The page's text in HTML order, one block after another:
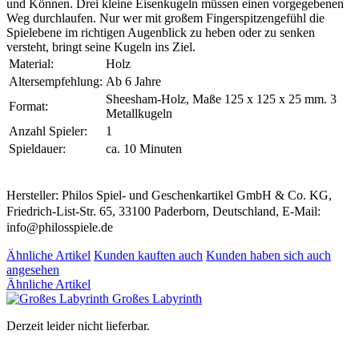
und Können. Drei kleine Eisenkugeln müssen einen vorgegebenen
Weg durchlaufen. Nur wer mit großem Fingerspitzengefühl die
Spielebene im richtigen Augenblick zu heben oder zu senken
versteht, bringt seine Kugeln ins Ziel.
Material:
Holz
Altersempfehlung: Ab 6 Jahre
Format:
Sheesham-Holz, Maße 125 x 125 x 25 mm. 3
Metallkugeln
Anzahl Spieler:
1
Spieldauer:
ca. 10 Minuten
Hersteller: Philos Spiel- und Geschenkartikel GmbH & Co. KG,
Friedrich-List-Str. 65, 33100 Paderborn, Deutschland, E-Mail:
info@philosspiele.de
Ähnliche Artikel Kunden kauften auch Kunden haben sich auch
angesehen
Ähnliche Artikel
Großes Labyrinth
Derzeit leider nicht lieferbar.